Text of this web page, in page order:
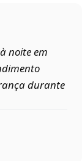
noite em
durante